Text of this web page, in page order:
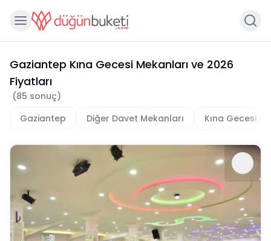
Gaziantep Kına Gecesi Mekanları ve 2026
Fiyatları
(85 sonuç)
Gaziantep
Diğer Davet Mekanları Kına Gecesi